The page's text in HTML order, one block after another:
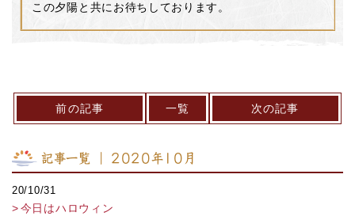
この夕陽と共にお待ちしております。
前の記事 一覧 次の記事
記事一覧 ｜ 2020年10月
20/10/31
今日はハロウィン